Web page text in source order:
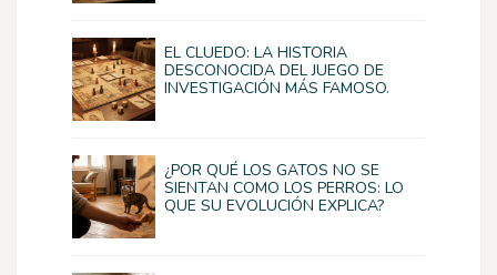
EL CLUEDO: LA HISTORIA
DESCONOCIDA DEL JUEGO DE
INVESTIGACIÓN MÁS FAMOSO.
¿POR QUÉ LOS GATOS NO SE
SIENTAN COMO LOS PERROS: LO
QUE SU EVOLUCIÓN EXPLICA?